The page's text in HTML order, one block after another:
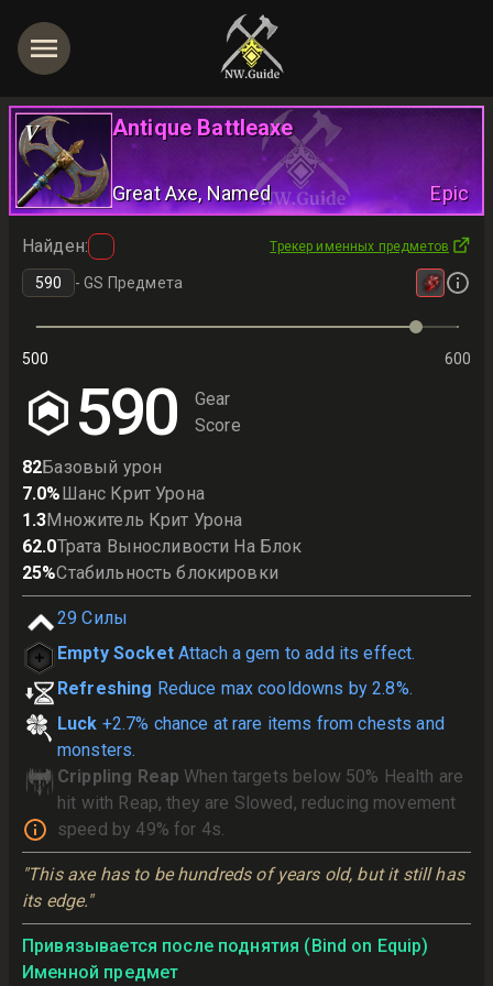
V Antique Battleaxe
Great Axe, Named Epic
Найден: Трекер именных предметов
-GS Предмета
500 600
590
Gear
Score
82Базовый урон
7.0%Шанс Крит Урона
1.3Множитель Крит Урона
62.0Трата Выносливости На Блок
25%Стабильность блокировки
29 Силы
Empty Socket Attach a gem to add its effect.
Refreshing Reduce max cooldowns by 2.8%.
Luck +2.7% chance at rare items from chests and
monsters.
Crippling Reap When targets below 50% Health are
hit with Reap, they are Slowed, reducing movement
speed by 49% for 4s.
"This axe has to be hundreds of years old, but it still has
its edge."
Привязывается после поднятия (Bind on Equip)
Именной предмет